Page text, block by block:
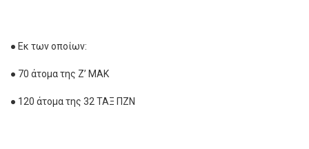
● Εκ των οποίων:
● 70 άτομα της Ζ’ ΜΑΚ
● 120 άτομα της 32 ΤΑΞ ΠΖΝ